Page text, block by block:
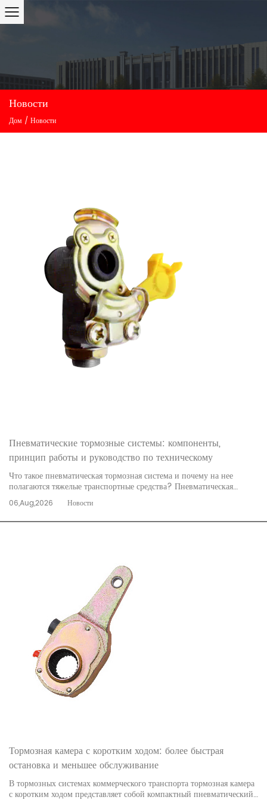
Новости
Дом / Новости
Пневматические тормозные системы: компоненты,
принцип работы и руководство по техническому
обслуживанию
Что такое пневматическая тормозная система и почему на нее
полагаются тяжелые транспортные средства? Пневматическая
тормозная система представляет собой тормозной механизм на
основе трения, в котором в качестве среды передачи мощности
используется сжатый воздух. В отличие от легковых авт...читать
06,Aug,2026 Новости
Тормозная камера с коротким ходом: более быстрая
остановка и меньшее обслуживание
В тормозных системах коммерческого транспорта тормозная камера
с коротким ходом представляет собой компактный пневматический